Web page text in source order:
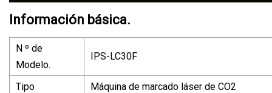
Información básica.
N º de
Modelo.
IPS-LC30F
Tipo
Máquina de marcado láser de CO2